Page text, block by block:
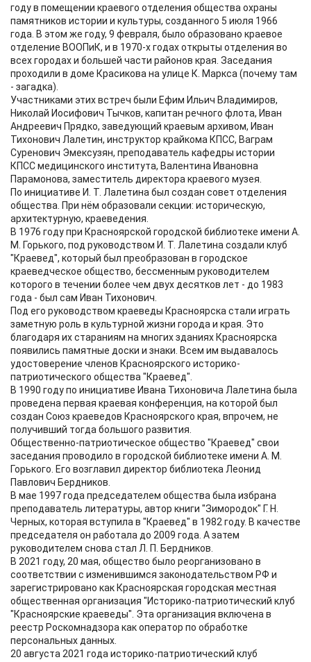
году в помещении краевого отделения общества охраны
памятников истории и культуры, созданного 5 июля 1966
года. В этом же году, 9 февраля, было образовано краевое
отделение ВООПиК, и в 1970-х годах открыты отделения во
всех городах и большей части районов края. Заседания
проходили в доме Красикова на улице К. Маркса (почему там
- загадка).
Участниками этих встреч были Ефим Ильич Владимиров,
Николай Иосифович Тычков, капитан речного флота, Иван
Андреевич Прядко, заведующий краевым архивом, Иван
Тихонович Лалетин, инструктор крайкома КПСС, Ваграм
Суренович Эмексузян, преподаватель кафедры истории
КПСС медицинского института, Валентина Ивановна
Парамонова, заместитель директора краевого музея.
По инициативе И. Т. Лалетина был создан совет отделения
общества. При нём образовали секции: историческую,
архитектурную, краеведения.
В 1976 году при Красноярской городской библиотеке имени А.
М. Горького, под руководством И. Т. Лалетина создали клуб
"Краевед", который был преобразован в городское
краеведческое общество, бессменным руководителем
которого в течении более чем двух десятков лет - до 1983
года - был сам Иван Тихонович.
Под его руководством краеведы Красноярска стали играть
заметную роль в культурной жизни города и края. Это
благодаря их стараниям на многих зданиях Красноярска
появились памятные доски и знаки. Всем им выдавалось
удостоверение членов Красноярского историко-
патриотического общества "Краевед".
В 1990 году по инициативе Ивана Тихоновича Лалетина была
проведена первая краевая конференция, на которой был
создан Союз краеведов Красноярского края, впрочем, не
получивший тогда большого развития.
Общественно-патриотическое общество "Краевед" свои
заседания проводило в городской библиотеке имени А. М.
Горького. Его возглавил директор библиотека Леонид
Павлович Бердников.
В мае 1997 года председателем общества была избрана
преподаватель литературы, автор книги "Зимородок" Г. Н.
Черных, которая вступила в "Краевед" в 1982 году. В качестве
председателя он работала до 2009 года. А затем
руководителем снова стал Л. П. Бердников.
В 2021 году, 20 мая, общество было реорганизовано в
соответствии с изменившимся законодательством РФ и
зарегистрировано как Красноярская городская местная
общественная организация "Историко-патриотический клуб
"Красноярские краеведы". Эта организация включена в
реестр Роскомнадзора как оператор по обработке
персональных данных.
20 августа 2021 года историко-патриотический клуб